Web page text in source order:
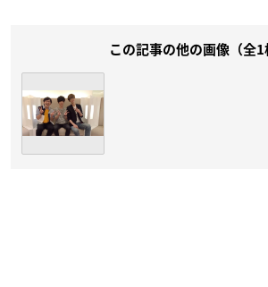
この記事の他の画像（全1